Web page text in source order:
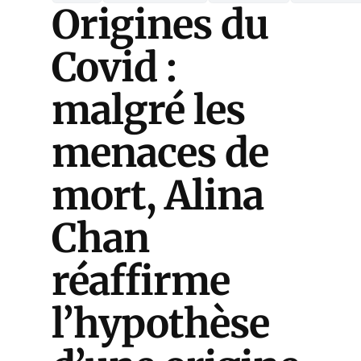
Origines du
Covid :
malgré les
menaces de
mort, Alina
Chan
réaffirme
l’hypothèse